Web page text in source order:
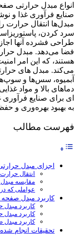
انواع مبدل‌ حرارتی
صنایع فرآوری غذا و
مبدل‌ها انتقال حرارت
سرد کردن،
طراحی فشرده آنها
فضا می‌دهد. مبدل‌
هستند، که این امر
می‌کند. مبدل های
آبمیوه، سس‌ها و سوپ‌ها
دماهای بالا و مواد
ای برای صنایع فرآوری
به بهبود بهره‌وری و
فهرست مطالب
اجزای مبدل
انتقال
مقایسه
عواملی که
کاربرد مبدل
کاربرد مبدل
کاربرد
کاربرد
تحقیقات انجام